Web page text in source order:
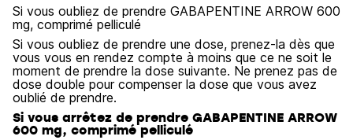
Si vous oubliez de prendre GABAPENTINE ARROW 600
mg, comprimé pelliculé
Si vous oubliez de prendre une dose, prenez-la dès que
vous vous en rendez compte à moins que ce ne soit le
moment de prendre la dose suivante. Ne prenez pas de
dose double pour compenser la dose que vous avez
oublié de prendre.
Si vous arrêtez de prendre GABAPENTINE ARROW
600 mg, comprimé pelliculé